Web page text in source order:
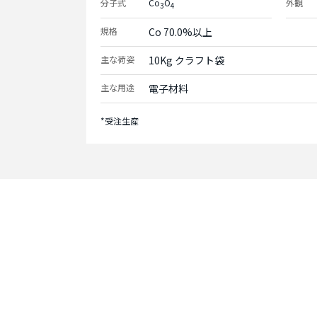
分子式 Co3O4 外観
規格 Co 70.0%以上
主な荷姿 10Kg クラフト袋
主な用途 電子材料
*受注生産